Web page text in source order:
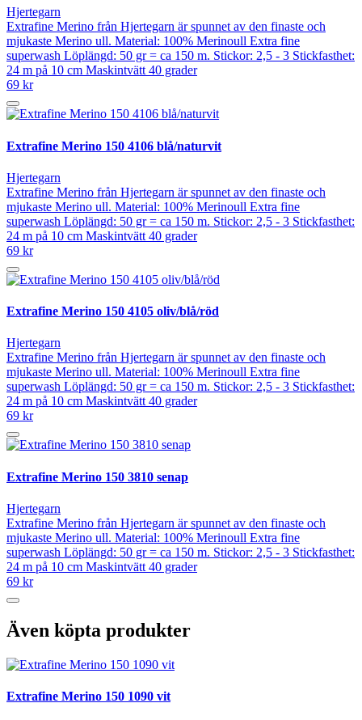
Hjertegarn
Extrafine Merino från Hjertegarn är spunnet av den finaste och
mjukaste Merino ull. Material: 100% Merinoull Extra fine
superwash Löplängd: 50 gr = ca 150 m. Stickor: 2,5 - 3 Stickfasthet:
24 m på 10 cm Maskintvätt 40 grader
69 kr
Extrafine Merino 150 4106 blå/naturvit
Hjertegarn
Extrafine Merino från Hjertegarn är spunnet av den finaste och
mjukaste Merino ull. Material: 100% Merinoull Extra fine
superwash Löplängd: 50 gr = ca 150 m. Stickor: 2,5 - 3 Stickfasthet:
24 m på 10 cm Maskintvätt 40 grader
69 kr
Extrafine Merino 150 4105 oliv/blå/röd
Hjertegarn
Extrafine Merino från Hjertegarn är spunnet av den finaste och
mjukaste Merino ull. Material: 100% Merinoull Extra fine
superwash Löplängd: 50 gr = ca 150 m. Stickor: 2,5 - 3 Stickfasthet:
24 m på 10 cm Maskintvätt 40 grader
69 kr
Extrafine Merino 150 3810 senap
Hjertegarn
Extrafine Merino från Hjertegarn är spunnet av den finaste och
mjukaste Merino ull. Material: 100% Merinoull Extra fine
superwash Löplängd: 50 gr = ca 150 m. Stickor: 2,5 - 3 Stickfasthet:
24 m på 10 cm Maskintvätt 40 grader
69 kr
Även köpta produkter
Extrafine Merino 150 1090 vit